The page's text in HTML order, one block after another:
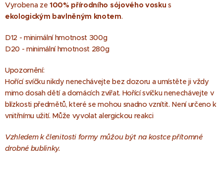
Vyrobena ze100% přírodního sójového vosku s
ekologickým bavlněným knotem.
D12 - minimální hmotnost 300g
D20 - minimální hmotnost 280g
Upozornění:
Hořící svíčku nikdy nenechávejte bez dozoru a umístěte ji vždy
mimo dosah dětí a domácích zvířat. Hořící svíčku nenechávejte v
blízkosti předmětů, které se mohou snadno vznítit. Není určeno k
vnitřnímu užití. Může vyvolat alergickou reakci
Vzhledem k členitosti formy můžou být na kostce přítomné
drobné bublinky.